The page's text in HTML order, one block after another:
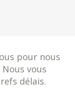
pour nous
vous
délais.